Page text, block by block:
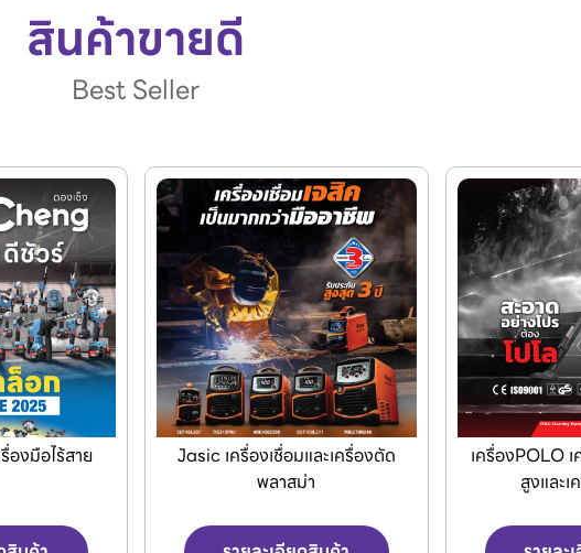
สินค้าขายดี
Best Seller
Jasic เครื่องเชื่อมและเครื่องตัด
เครื่องPOLO เครื่องฉีดน้ำแรงดัน
สูงและเครื่องดูดฝุ่น